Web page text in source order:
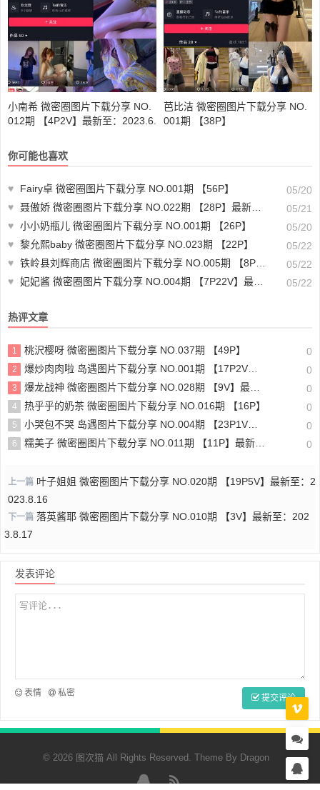
小南希 微密圈图片下载分享 NO.
012期 【4P2V】最新至：2023.6.
芭比洁 微密圈图片下载分享 NO.
001期 【38P】
你可能也喜欢
♥ Fairy卓 微密圈图片下载分享 NO.001期 【56P】
05/20
♥ 聂傲娇 微密圈图片下载分享 NO.022期 【28P】最新至：2023.6.21
05/21
♥ 小小奶瓶儿 微密圈图片下载分享 NO.001期 【26P】
05/20
♥ 黎允熙baby 微密圈图片下载分享 NO.023期 【22P】
05/22
♥ 铁岭县刘辉商店 微密圈图片下载分享 NO.005期 【8P】最新至：2023.10.20
05/22
♥ 妃妃酱 微密圈图片下载分享 NO.004期 【7P22V】最新至：2023.10.24 05/22
热评文章
1 桃沢樱呀 微密圈图片下载分享 NO.037期 【49P】 0
2 爆炒肉肉啦 岛遇图片下载分享 NO.001期 【17P2V】最新至：2025.6.16 0
3 爆龙战神 微密圈图片下载分享 NO.028期 【9V】最新至：2023.11.22 0
4 热乎乎的奶茶 微密圈图片下载分享 NO.016期 【16P】 0
5 小哭包不哭 岛遇图片下载分享 NO.004期 【23P1V】最新至：2025.6.22 0
6 糯美子 微密圈图片下载分享 NO.011期 【11P】最新至：2023.11.24 0
上一篇 叶子姐姐 微密圈图片下载分享 NO.020期 【19P5V】最新至：2
023.8.16
下一篇 落英酱耶 微密圈图片下载分享 NO.010期 【3V】最新至：202
3.8.17
发表评论
表情 私密 提交评论
© 2026 图次猫 All Rights Reserved. Theme By Dragon